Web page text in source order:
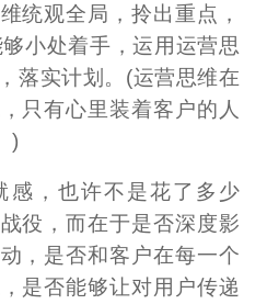
统观全局，拎出重点，
小处着手，运用运营思
落实计划。(运营思维在
只有心里装着客户的人
)
感，也许不是花了多少
役，而在于是否深度影
，是否和客户在每一个
是否能够让对用户传递